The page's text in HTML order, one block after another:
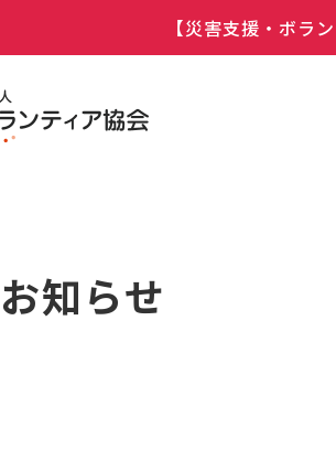
【災害支援・ボラ
お知らせ